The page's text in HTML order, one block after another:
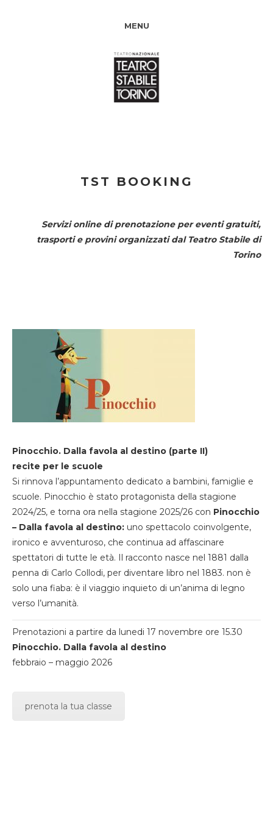
MENU
TST BOOKING
Servizi online di prenotazione per eventi gratuiti,
trasporti e provini organizzati dal Teatro Stabile di
Torino
Pinocchio. Dalla favola al destino (parte II)
recite per le scuole
Si rinnova l’appuntamento dedicato a bambini, famiglie e
scuole. Pinocchio è stato protagonista della stagione
2024/25, e torna ora nella stagione 2025/26 con Pinocchio
– Dalla favola al destino: uno spettacolo coinvolgente,
ironico e avventuroso, che continua ad affascinare
spettatori di tutte le età. Il racconto nasce nel 1881 dalla
penna di Carlo Collodi, per diventare libro nel 1883. non è
solo una fiaba: è il viaggio inquieto di un’anima di legno
verso l’umanità.
Prenotazioni a partire da lunedi 17 novembre ore 15.30
Pinocchio. Dalla favola al destino
febbraio – maggio 2026
prenota la tua classe